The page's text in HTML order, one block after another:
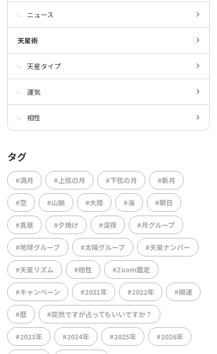
ニュース
天星術
天星タイプ
運気
相性
タグ
#満月 #上弦の月 #下弦の月 #新月
#空 #山脈 #大陸 #海 #朝日
#真昼 #夕焼け #深夜 #月グループ
#地球グループ #太陽グループ #天星ナンバー
#天星リズム #相性 #Zoom鑑定
#キャンペーン #2021年 #2022年 #開運
#暦 #突然ですが占ってもいいですか？
#2023年 #2024年 #2025年 #2026年